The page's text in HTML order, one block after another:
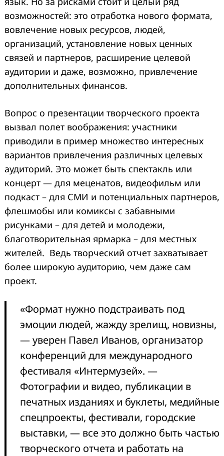
возможностей: это отработка нового формата,
вовлечение новых ресурсов, людей,
организаций, установление новых ценных
связей и партнеров, расширение целевой
аудитории и даже, возможно, привлечение
дополнительных финансов.
Вопрос о презентации творческого проекта
вызвал полет воображения: участники
приводили в пример множество интересных
вариантов привлечения различных целевых
аудиторий. Это может быть спектакль или
концерт — для меценатов, видеофильм или
подкаст – для СМИ и потенциальных партнеров,
флешмобы или комиксы с забавными
рисунками – для детей и молодежи,
благотворительная ярмарка – для местных
жителей. Ведь творческий отчет захватывает
более широкую аудиторию, чем даже сам
проект.
«Формат нужно подстраивать под
эмоции людей, жажду зрелищ, новизны,
— уверен Павел Иванов, организатор
конференций для международного
фестиваля «Интермузей». —
Фотографии и видео, публикации в
печатных изданиях и буклеты, медийные
спецпроекты, фестивали, городские
выставки, — все это должно быть частью
творческого отчета и работать на